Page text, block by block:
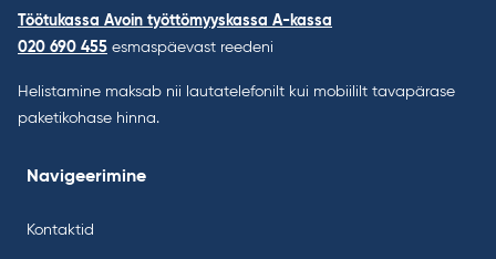
Töötukassa Avoin työttömyyskassa A-kassa
020 690 455 esmaspäevast reedeni
Helistamine maksab nii lautatelefonilt kui mobiililt tavapärase
paketikohase hinna.
Navigeerimine
Kontaktid